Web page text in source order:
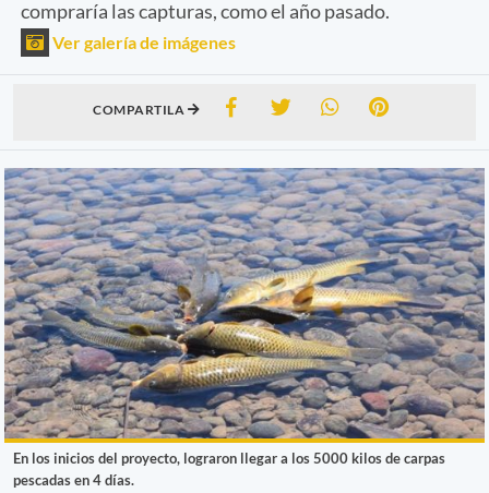
compraría las capturas, como el año pasado.
Ver galería de imágenes
COMPARTILA
En los inicios del proyecto, lograron llegar a los 5000 kilos de carpas
pescadas en 4 días.